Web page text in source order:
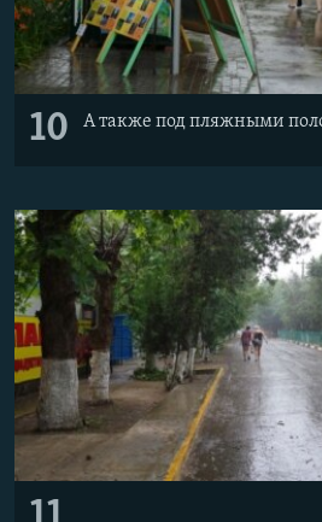
10 А также под пляжными